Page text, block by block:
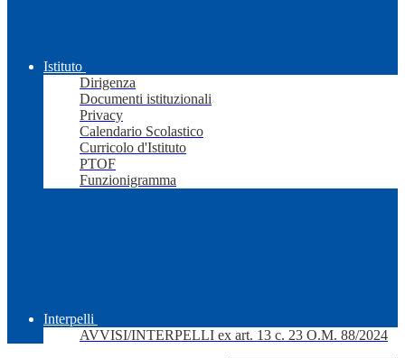
Istituto
Dirigenza
Documenti istituzionali
Privacy
Calendario Scolastico
Curricolo d'Istituto
PTOF
Funzionigramma
Interpelli
AVVISI/INTERPELLI ex art. 13 c. 23 O.M. 88/2024